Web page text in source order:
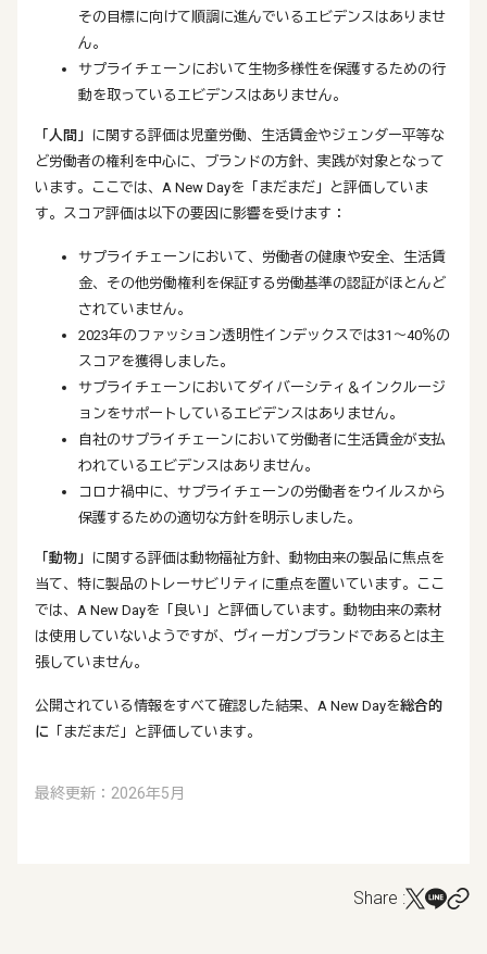
その目標に向けて順調に進んでいるエビデンスはありませ
ん。
サプライチェーンにおいて生物多様性を保護するための行
動を取っているエビデンスはありません。
「人間」
に関する評価は児童労働、生活賃金やジェンダー平等な
ど労働者の権利を中心に、ブランドの方針、実践が対象となって
います。ここでは、A New Dayを「まだまだ」と評価していま
す。スコア評価は以下の要因に影響を受けます：
サプライチェーンにおいて、労働者の健康や安全、生活賃
金、その他労働権利を保証する労働基準の認証がほとんど
されていません。
2023年のファッション透明性インデックスでは31〜40％の
スコアを獲得しました。
サプライチェーンにおいてダイバーシティ＆インクルージ
ョンをサポートしているエビデンスはありません。
自社のサプライチェーンにおいて労働者に生活賃金が支払
われているエビデンスはありません。
コロナ禍中に、サプライチェーンの労働者をウイルスから
保護するための適切な方針を明示しました。
「動物」
に関する評価は動物福祉方針、動物由来の製品に焦点を
当て、特に製品のトレーサビリティに重点を置いています。ここ
では、A New Dayを「良い」と評価しています。動物由来の素材
は使用していないようですが、ヴィーガンブランドであるとは主
張していません。
公開されている情報をすべて確認した結果、A New Dayを総合的
に 「まだまだ」と評価しています。
最終更新：2026年5月
Share :